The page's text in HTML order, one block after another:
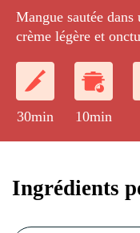
Mangue sautée
crème légère et
30min 10min
Ingrédients